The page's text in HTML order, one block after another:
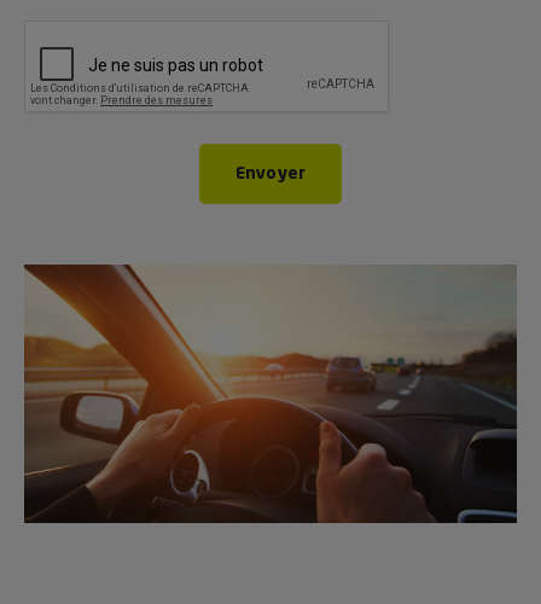
Envoyer